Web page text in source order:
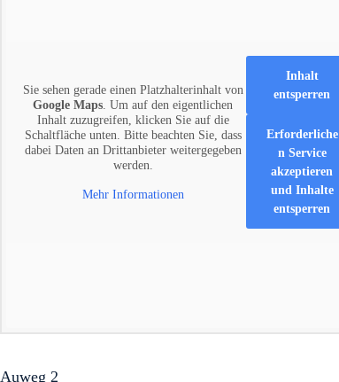
Sie sehen gerade einen Platzhalterinhalt von
Google Maps. Um auf den eigentlichen
Inhalt zuzugreifen, klicken Sie auf die
Schaltfläche unten. Bitte beachten Sie, dass
dabei Daten an Drittanbieter weitergegeben
werden.
Mehr Informationen
Inhalt
entsperren
Erforderliche
n Service
akzeptieren
und Inhalte
entsperren
Auweg 2